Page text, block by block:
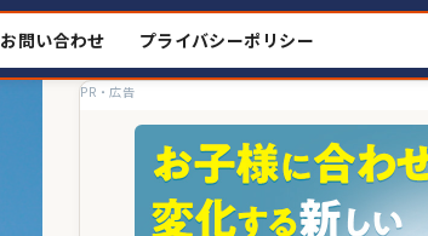
お問い合わせ プライバシーポリシー
PR・広告